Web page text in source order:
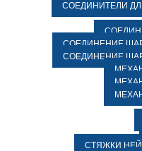
СОЕДИНИТЕЛИ
СОЕДИНЕНИЕ
СОЕДИНЕНИЕ
СТЯЖКИ